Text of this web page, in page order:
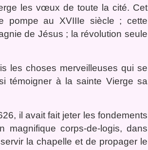
les vœux de toute la cité. Cet
pompe au XVIIIe siècle ; cette
de Jésus ; la révolution seule
les choses merveilleuses qui se
témoigner à la sainte Vierge sa
il avait fait jeter les fondements
magnifique corps-de-logis, dans
la chapelle et de propager le